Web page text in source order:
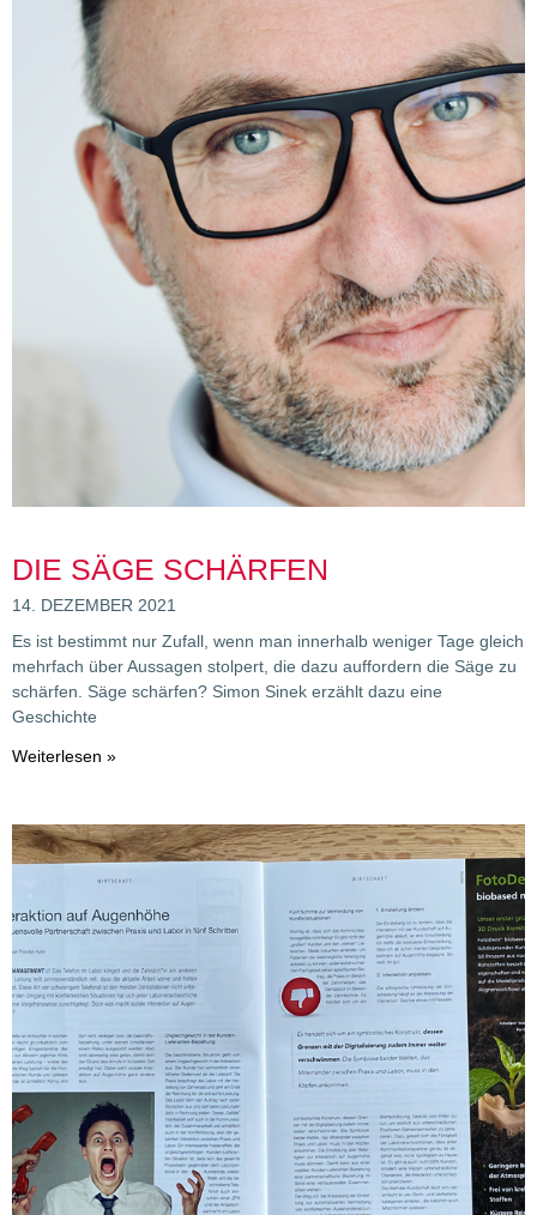
DIE SÄGE SCHÄRFEN
14. DEZEMBER 2021
Es ist bestimmt nur Zufall, wenn man innerhalb weniger Tage gleich
mehrfach über Aussagen stolpert, die dazu auffordern die Säge zu
schärfen. Säge schärfen? Simon Sinek erzählt dazu eine
Geschichte
Weiterlesen »